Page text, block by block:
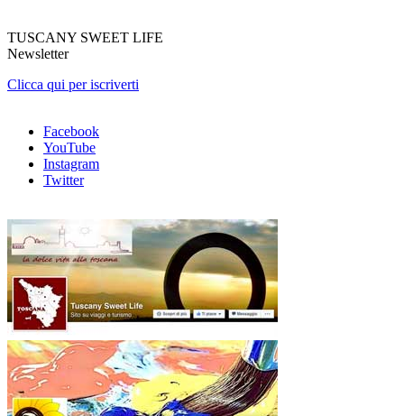
TUSCANY SWEET LIFE
Newsletter
Clicca qui per iscriverti
Facebook
YouTube
Instagram
Twitter